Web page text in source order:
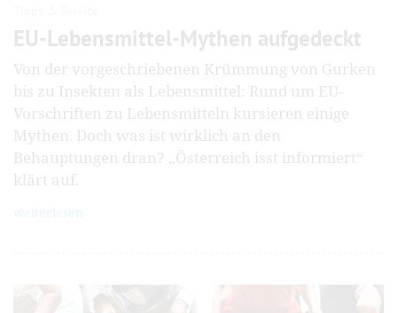
EU-Lebensmittel-Mythen aufgedeckt
Von der vorgeschriebenen Krümmung von Gurken
bis zu Insekten als Lebensmittel: Rund um EU-
Vorschriften zu Lebensmitteln kursieren einige
Mythen. Doch was ist wirklich an den
Behauptungen dran? „Österreich isst informiert“
klärt auf.
weiterlesen